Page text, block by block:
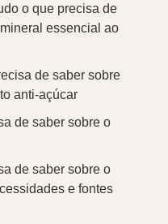
o que precisa de
essencial ao
de saber sobre
anti-açúcar
de saber sobre o
de saber sobre o
e fontes